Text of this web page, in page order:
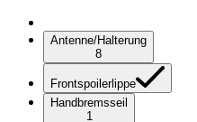
Antenne/Halterung
8
Frontspoilerlippe
Handbremsseil
1